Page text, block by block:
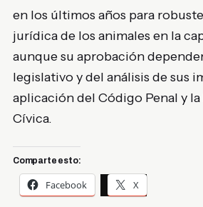
en los últimos años para
jurídica de los animales en la
aunque su aprobación
legislativo y del análisis de sus
aplicación del Código Penal y
Cívica.
Comparte esto:
Facebook X